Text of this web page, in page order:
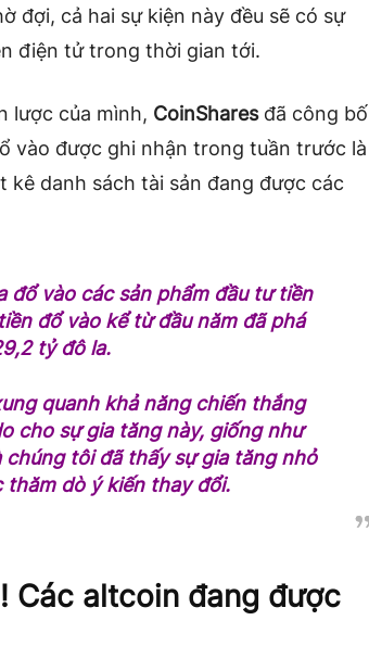
đợi, cả hai sự kiện này đều sẽ có sự
điện tử trong thời gian tới.
lược của mình, CoinSharesđã công bố
vào được ghi nhận trong tuần trước là
danh sách tài sản đang được các
đổ vào các sản phẩm đầu tư tiền
đổ vào kể từ đầu năm đã phá
tỷ đô la.
quanh khả năng chiến thắng
cho sự gia tăng này, giống như
tôi đã thấy sự gia tăng nhỏ
thăm dò ý kiến ​​thay đổi.
Các altcoin đang được